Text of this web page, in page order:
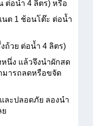
ต่อน้ำ 4 ลิตร) หรือ
นต 1 ช้อนโต๊ะ ต่อน้ำ
ถ้วย ต่อน้ำ 4 ลิตร)
หนึ่ง แล้วจึงนำผักสด
มารถลดหรือขจัด
ละปลอดภัย ลองนำ